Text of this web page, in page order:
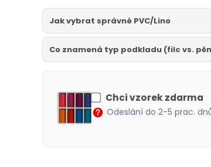
Jak vybrat správné PVC/Lino
Co znamená typ podkladu (filc vs.
Chci vzorek zdarma
Odeslání do 2-5 prac.